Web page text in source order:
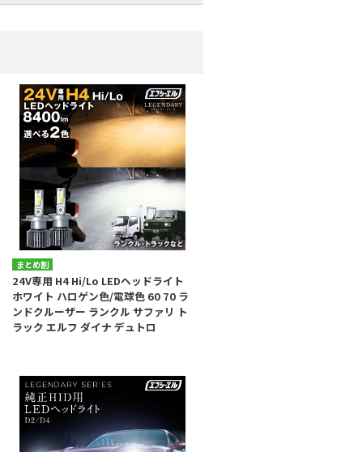
まとめ割
24V専用 H4 Hi/Lo LEDヘッドライト
ホワイト ハロゲン色/電球色 60 70 ラ
ンドクルーザー ランクル サファリ ト
ラック エルフ ダイナ デュトロ